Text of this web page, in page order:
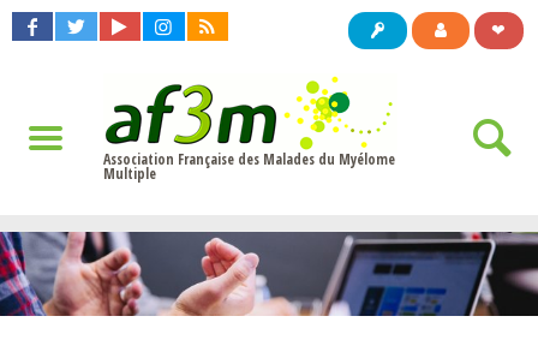
❤
Association Française des Malades du Myélome
Multiple